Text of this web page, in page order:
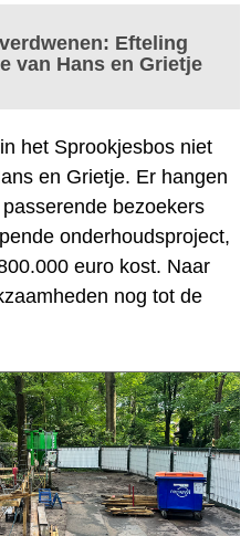
Efteling
van Hans en Grietje
het Sprookjesbos niet
en Grietje. Er hangen
bezoekers
onderhoudsproject,
euro kost. Naar
nog tot de